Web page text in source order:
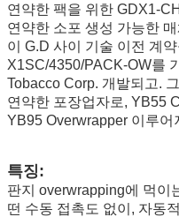
연약한 팩을 위한 GDX1-
연약한 소포 생성 가능한
이 G.D 사이 기술 이전 계
X1SC/4350/PACK-OW를
Tobacco Corp. 개발되고.
연약한 포장업자로, YB55
YB95 Overwrapper 이루어
특징:
판지 overwrapping에 먹이
떤 수동 접촉도 없이, 자동